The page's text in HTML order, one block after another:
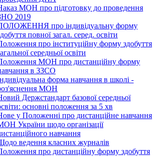
МОН про підготовку до проведення
2019
про індивідуальну форму
повної загал. серед. освіти
про інституційну форму здобуття
середньої освіти
МОН про дистанційну форму
в ЗЗСО
форма навчання в школі -
МОН
Держстандарт базової середньої
основні положення за 5 хв
у Положенні про дистанційне навчання
України щодо організації
навчання
ведення класних журналів
про дистанційну форму здобуття